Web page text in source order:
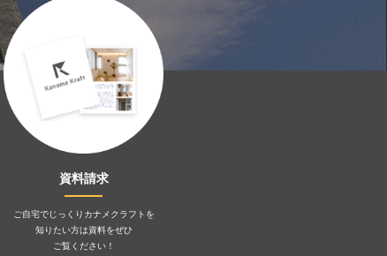
資料請求
ご自宅でじっくりカナメクラフトを
知りたい方は資料をぜひ
ご覧ください！